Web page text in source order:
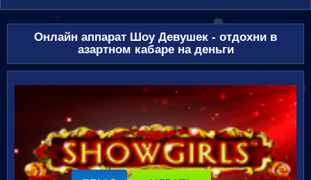
Онлайн аппарат Шоу Девушек - отдохни в
азартном кабаре на деньги